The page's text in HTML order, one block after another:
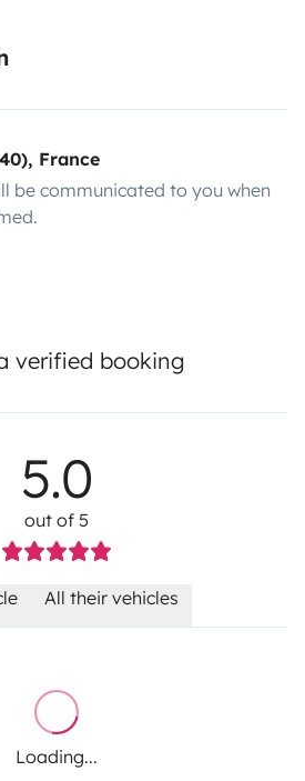
France
be communicated to you when
verified booking
5.0
out of 5
All their vehicles
Loading...